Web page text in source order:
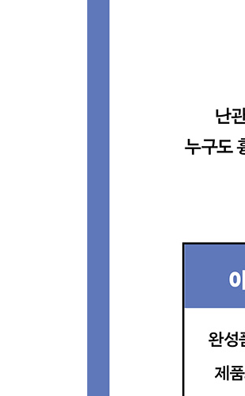
최고의 브랜드 ‘종교’에서 배
사람들은 ‘무엇’이 아니라 ‘왜
라쿠텐 인기 가게의 3가지 법
5장 커뮤니티를 지배하는 자
쟈니스 사무소의 치밀한 팬
샤오미, 미팬과 만드는 꿈의
중고 거래 플랫폼에서는 채소
북유럽 생활 도구점, 물건의
자포스, 광고비가 들지 않는